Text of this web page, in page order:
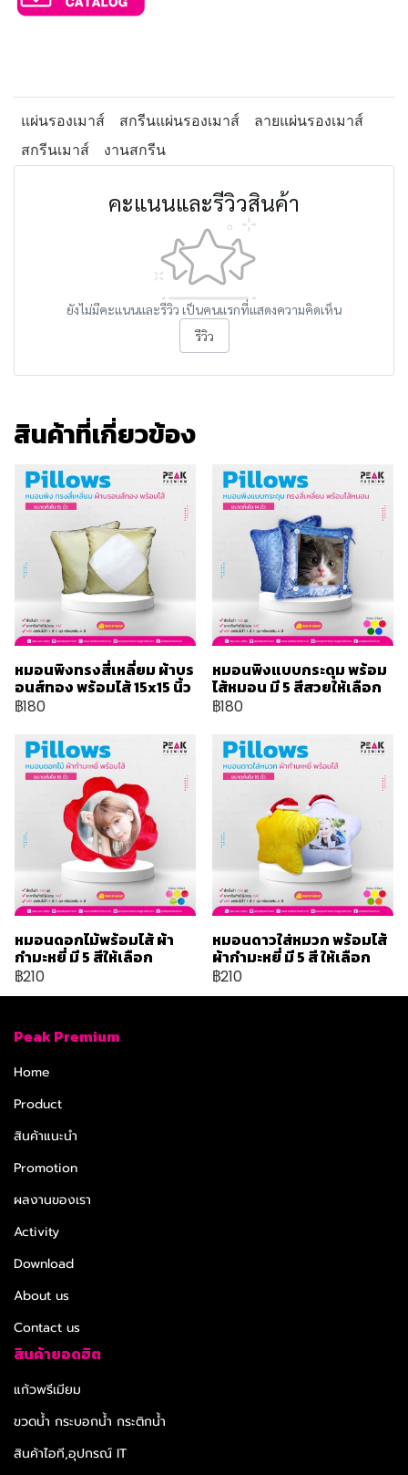
แผ่นรองเมาส์ สกรีนแผ่นรองเมาส์
ลายแผ่นรองเมาส์
สกรีนเมาส์
งานสกรีน
คะแนนและรีวิวสินค้า
ยังไม่มีคะแนนและรีวิว เป็นคนแรกที่แสดงความคิดเห็น
รีวิว
สินค้าที่เกี่ยวข้อง
หมอนพิงทรงสี่เหลี่ยม ผ้าบร
อนส์ทอง พร้อมไส้ 15x15 นิ้ว
฿180
หมอนพิงแบบกระดุม พร้อม
ไส้หมอน มี 5 สีสวยให้เลือก
฿180
หมอนดอกไม้พร้อมไส้ ผ้า
กำมะหยี่ มี 5 สีให้เลือก
฿210
หมอนดาวใส่หมวก พร้อมไส้
ผ้ากำมะหยี่ มี 5 สี ให้เลือก
฿210
Peak Premium
Home
Product
สินค้าแนะนำ
Promotion
ผลงานของเรา
Activity
Download
About us
Contact us
สินค้ายอดฮิต
แก้วพรีเมียม
ขวดน้ำ กระบอกน้ำ กระติกน้ำ
สินค้าไอที,อุปกรณ์ IT